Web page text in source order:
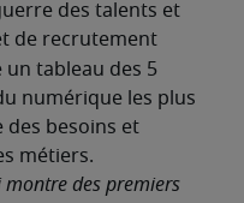
des talents et
de recrutement
tableau des 5
numérique les plus
des besoins et
métiers.
montre des premiers